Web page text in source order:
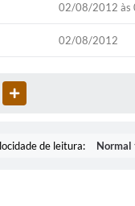
02/08/2012 às
02/08/2012
de leitura: